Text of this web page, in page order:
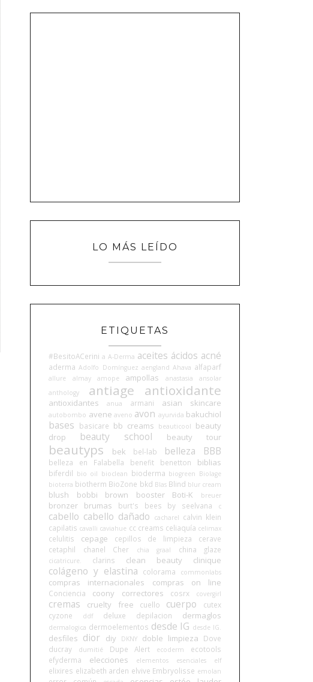
LO MÁS LEÍDO
ETIQUETAS
#BesitoACerini a A-Derma aceites ácidos acné
aderma Adolfo Domínguez aengland Ahava alfaparf
allure almay amope ampollas anastasia
ansolar
anthology
antiage antioxidante
antioxidantes anua armani asian skincare
autobombo avene aveno avon ayurvida bakuchiol
bases basicare bb creams beauticool
beauty
drop
beauty school beauty tour
beautyps bek bel-lab belleza BBB
belleza en Falabella benefit benetton biblias
biferdil bio oil bioclean bioderma biogreen Biolage
bioterra biotherm BioZone bkd Blas Blind blur cream
blush bobbi brown booster Boti-K breuer
bronzer brumas burt's bees by seelvana c
cabello cabello dañado cacharel calvin klein
capilatis cavalli caviahue cc creams celiaquía celimax
celulitis cepage cepillos de limpieza
cerave
cetaphil
chanel Cher chia graal china glaze
cicatricure. clarins clean beauty clinique
colágeno y elastina colorama commonlabs
compras internacionales compras on line
Conciencia coony correctores cosrx covergirl
cremas cruelty free cuello cuerpo
cutex
cyzone
ddf deluxe depilacion dermaglos
dermalogica dermoelementos desde IG desde IG.
desfiles dior diy DKNY doble limpieza
Dove
ducray
dumitié Dupe Alert ecoderm
ecotools
efyderma
elecciones elementos esenciales elf
elixires elizabeth arden elvive Embryolisse emolan